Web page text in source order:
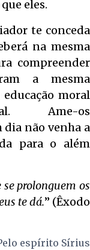
eles.
te conceda
na mesma
compreender
a mesma
moral
Ame-os
não venha a
para o além
prolonguem os
te dá.” (Êxodo
espírito Sírius